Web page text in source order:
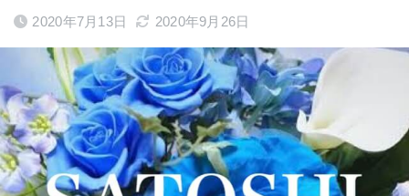
2020年7月13日 2020年9月26日